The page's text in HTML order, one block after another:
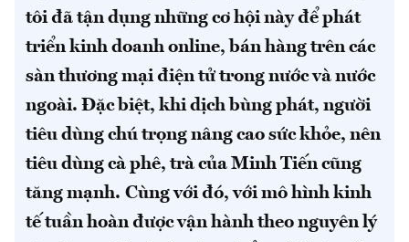
tôi đã tận dụng những cơ hội này để phát
triển kinh doanh online, bán hàng trên các
sàn thương mại điện tử trong nước và nước
ngoài. Đặc biệt, khi dịch bùng phát, người
tiêu dùng chú trọng nâng cao sức khỏe, nên
tiêu dùng cà phê, trà của Minh Tiến cũng
tăng mạnh. Cùng với đó, với mô hình kinh
tế tuần hoàn được vận hành theo nguyên lý